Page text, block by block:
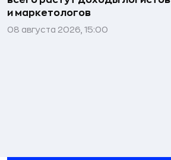
и маркетологов
08 августа 2026, 15:00